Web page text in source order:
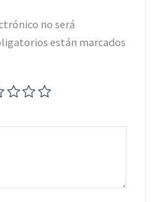
no será
están marcados